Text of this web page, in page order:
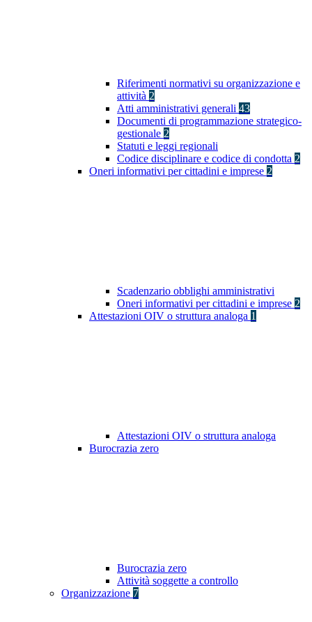
Riferimenti normativi su organizzazione e
attività 2
Atti amministrativi generali 43
Documenti di programmazione strategico-
gestionale 2
Statuti e leggi regionali
Codice disciplinare e codice di condotta 2
Oneri informativi per cittadini e imprese 2
Scadenzario obblighi amministrativi
Oneri informativi per cittadini e imprese 2
Attestazioni OIV o struttura analoga 1
Attestazioni OIV o struttura analoga
Burocrazia zero
Burocrazia zero
Attività soggette a controllo
Organizzazione 7